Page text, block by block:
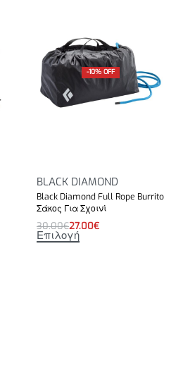
-10% OFF
BLACK DIAMOND
Black Diamond Full Rope Burrito
Σάκος Για Σχοινί
30.00€27.00€
Επιλογή